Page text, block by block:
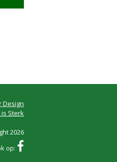
Design
is Sterk
2026
op: